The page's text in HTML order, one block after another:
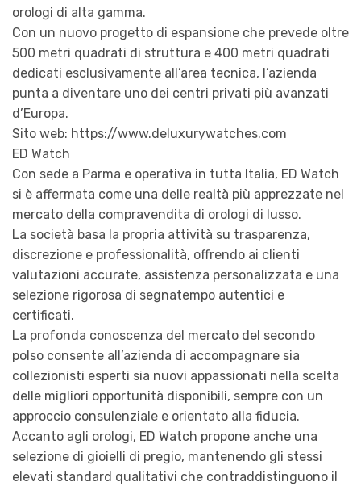
orologi di alta gamma.
Con un nuovo progetto di espansione che prevede oltre
500 metri quadrati di struttura e 400 metri quadrati
dedicati esclusivamente all’area tecnica, l’azienda
punta a diventare uno dei centri privati più avanzati
d’Europa.
Sito web: https://www.deluxurywatches.com
ED Watch
Con sede a Parma e operativa in tutta Italia, ED Watch
si è affermata come una delle realtà più apprezzate nel
mercato della compravendita di orologi di lusso.
La società basa la propria attività su trasparenza,
discrezione e professionalità, offrendo ai clienti
valutazioni accurate, assistenza personalizzata e una
selezione rigorosa di segnatempo autentici e
certificati.
La profonda conoscenza del mercato del secondo
polso consente all’azienda di accompagnare sia
collezionisti esperti sia nuovi appassionati nella scelta
delle migliori opportunità disponibili, sempre con un
approccio consulenziale e orientato alla fiducia.
Accanto agli orologi, ED Watch propone anche una
selezione di gioielli di pregio, mantenendo gli stessi
elevati standard qualitativi che contraddistinguono il